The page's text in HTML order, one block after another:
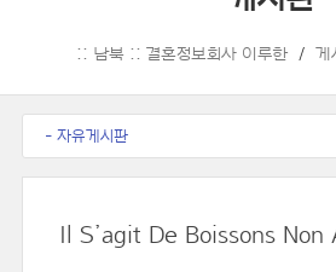
:: 남북 :: 결혼정보회사 이루한 게
- 자유게시판